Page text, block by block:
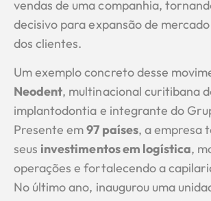
vendas de uma companhia,
decisivo para expansão de
dos clientes.
Um exemplo concreto desse
Neodent, multinacional curitibana
implantodontia e integrante do
Presente em97 países, a empresa
seus investimentos em logística,
operações e fortalecendo a
No último ano, inaugurou uma